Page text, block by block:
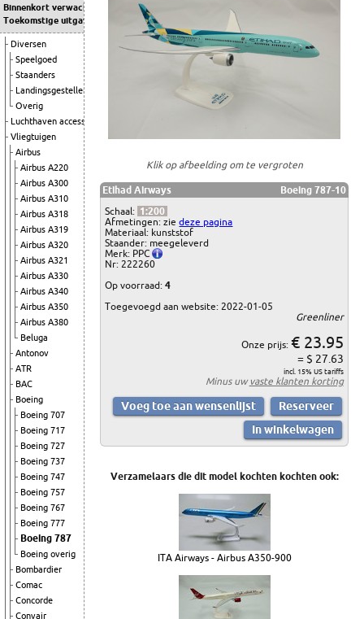
Binnenkort verwacht
Toekomstige uitgaven
Diversen
Speelgoed
Staanders
Landingsgestellen
Overig
Luchthaven accessoires
Vliegtuigen
Airbus
Airbus A220
Airbus A300
Airbus A310
Airbus A318
Airbus A319
Airbus A320
Airbus A321
Airbus A330
Airbus A340
Airbus A350
Airbus A380
Beluga
Antonov
ATR
BAC
Boeing
Boeing 707
Boeing 717
Boeing 727
Boeing 737
Boeing 747
Boeing 757
Boeing 767
Boeing 777
Boeing 787
Boeing overig
Bombardier
Comac
Concorde
Convair
Klik op afbeelding om te vergroten
Etihad Airways
Boeing 787-10
Schaal: 1:200
Afmetingen: ziedeze pagina
Materiaal: kunststof
Staander: meegeleverd
Merk: PPC
Nr: 222260
Op voorraad:4
Toegevoegd aan website: 2022-01-05
Greenliner
Onze prijs: € 23.95
= $ 27.63
incl. 15% US tariffs
Minus uwvaste klanten korting
Verzamelaars die dit model kochten kochten ook:
ITA Airways - Airbus A350-900